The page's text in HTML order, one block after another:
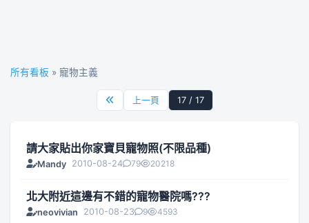
所有看板 » 寵物主義
上一頁 17 / 17
請大家貼出你家寶貝寵物照(不限品種)
Mandy 2010-08-24 79 20218
北大附近這邊有不錯的寵物醫院嗎???
neovivian 2010-08-23 9 4593